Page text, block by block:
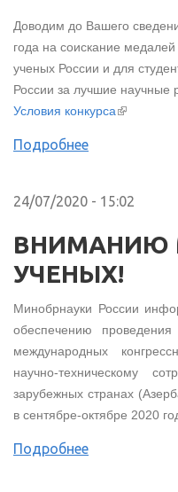
Доводим до Вашего
года на соискание
ученых России и для
России за лучшие научные
Условия конкурса(внешняя
Подробнее
24/07/2020 - 15:02
УЧЕНЫХ!
Минобрнауки России
обеспечению
международных
научно-техническому
зарубежных странах
в сентябре-октябре 2020
Подробнее